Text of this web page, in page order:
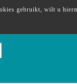
gebruikt, wilt u